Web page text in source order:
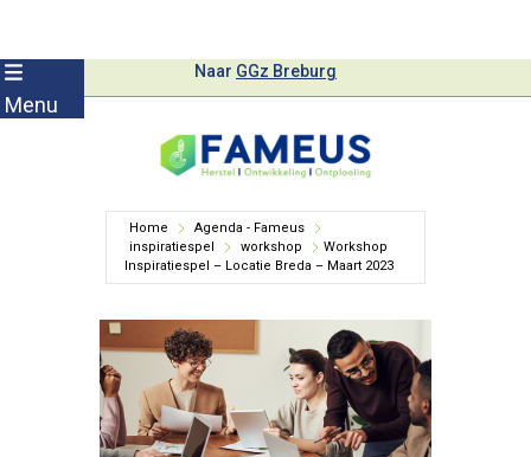
Skip
toMenu
Naar GGz Breburg
Home
Agenda - Fameus
inspiratiespel
workshop
Workshop
Inspiratiespel – Locatie Breda – Maart 2023